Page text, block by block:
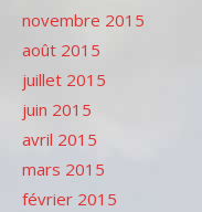
novembre 2015
août 2015
juillet 2015
juin 2015
avril 2015
mars 2015
février 2015